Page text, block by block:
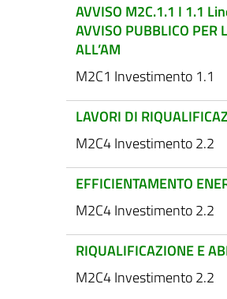
AVVISO M2C.1.1 I 1.1
AVVISO PUBBLICO PER
ALL’AM
M2C1 Investimento 1.1
LAVORI DI
M2C4 Investimento 2.2
EFFICIENTAMENTO
M2C4 Investimento 2.2
RIQUALIFICAZIONE E
M2C4 Investimento 2.2